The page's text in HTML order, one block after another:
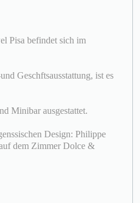
Pisa befindet sich im
Geschftsausstattung, ist es
Minibar ausgestattet.
Design: Philippe
dem Zimmer Dolce &